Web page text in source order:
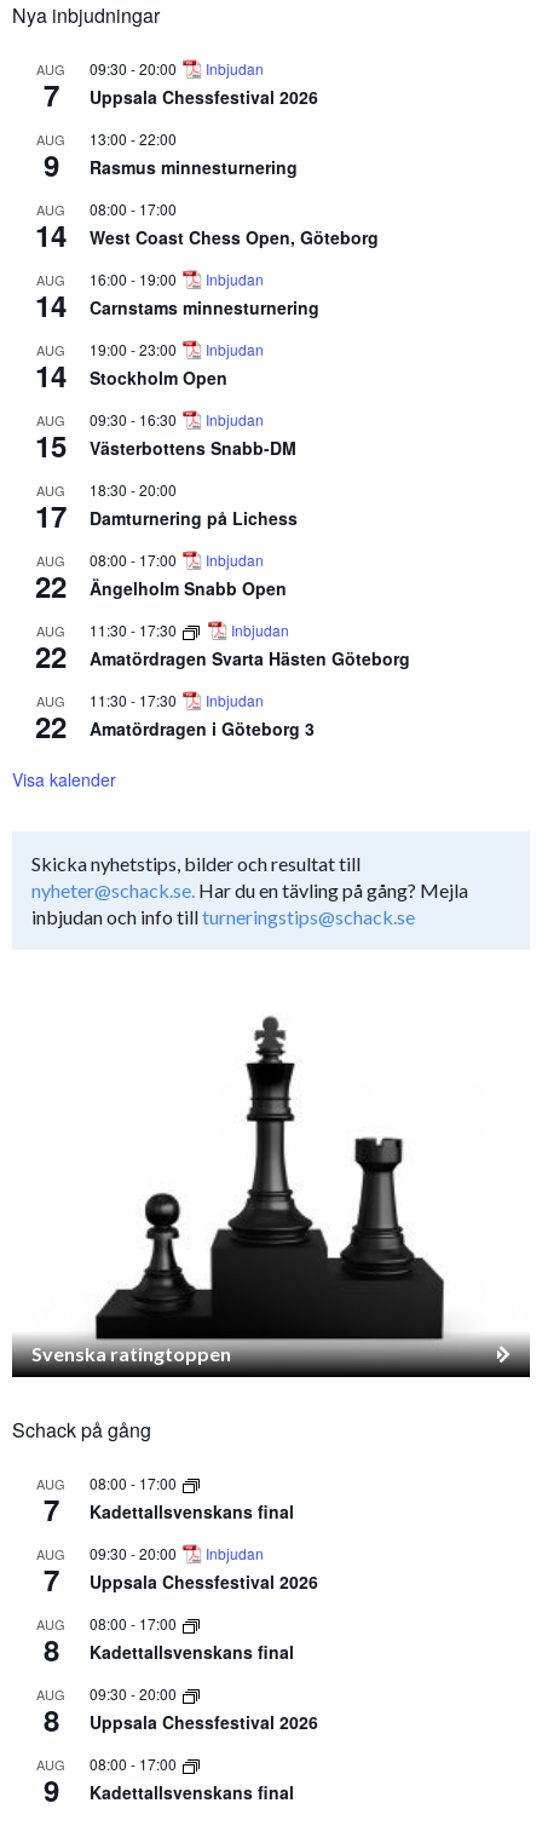
Nya inbjudningar
AUG
7
09:30 -20:00 Inbjudan
Uppsala Chessfestival 2026
AUG
9
13:00 -22:00
Rasmus minnesturnering
AUG
14
08:00 - 17:00
West Coast Chess Open, Göteborg
AUG
14
16:00 - 19:00 Inbjudan
Carnstams minnesturnering
AUG
14
19:00 -23:00 Inbjudan
Stockholm Open
AUG
15
09:30 - 16:30 Inbjudan
Västerbottens Snabb-DM
AUG
17
18:30 -20:00
Damturnering på Lichess
AUG
22
08:00 - 17:00 Inbjudan
Ängelholm Snabb Open
AUG
22
11:30 - 17:30 Inbjudan
Amatördragen Svarta Hästen Göteborg
AUG
22
11:30 - 17:30 Inbjudan
Amatördragen i Göteborg 3
Visa kalender
Skicka nyhetstips, bilder och resultat till
nyheter@schack.se. Har du en tävling på gång? Mejla
inbjudan och info tillturneringstips@schack.se
Svenska ratingtoppen
Schack på gång
AUG
7
08:00 - 17:00
Kadettallsvenskans final
AUG
7
09:30 -20:00 Inbjudan
Uppsala Chessfestival 2026
AUG
8
08:00 - 17:00
Kadettallsvenskans final
AUG
8
09:30 -20:00
Uppsala Chessfestival 2026
AUG
9
08:00 - 17:00
Kadettallsvenskans final